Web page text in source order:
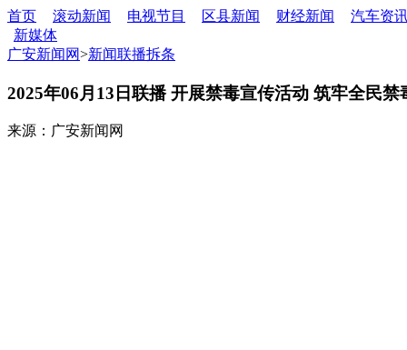
首页 滚动新闻 电视节目 区县新闻 财经新闻
汽车资
新媒体
广安新闻网>新闻联播拆条
2025年06月13日联播 开展禁毒宣传活动 筑牢全民禁
来源：广安新闻网